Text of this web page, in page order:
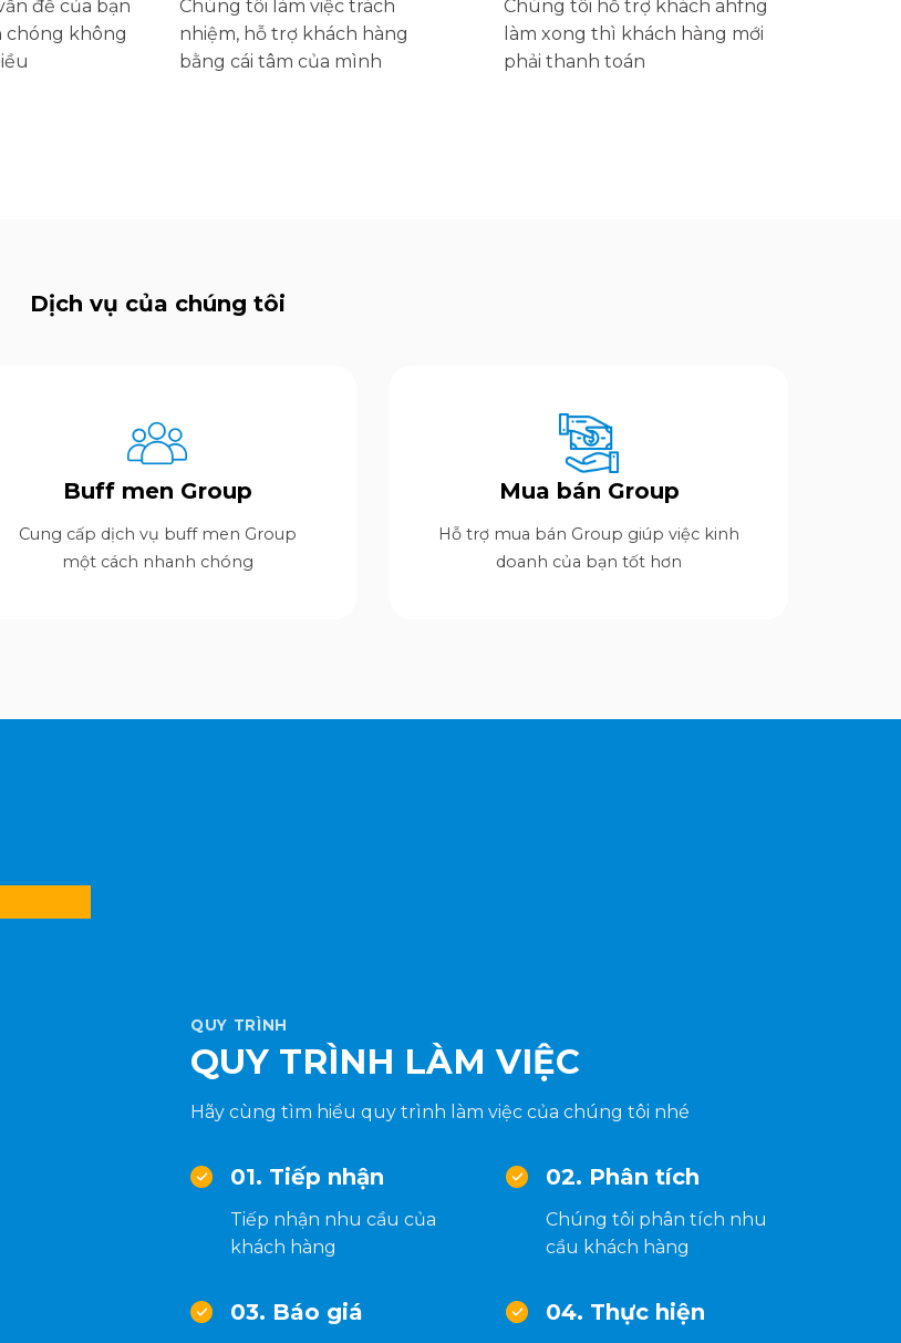
đề của bạn
chóng không
Chúng tôi làm việc trách
nhiệm, hỗ trợ khách hàng
bằng cái tâm của mình
Chúng tôi hỗ trợ khách ahfng
làm xong thì khách hàng mới
phải thanh toán
Dịch vụ của chúng tôi
Buff men Group
Cung cấp dịch vụ buff men Group
một cách nhanh chóng
Mua bán Group
Hỗ trợ mua bán Group giúp việc kinh
doanh của bạn tốt hơn
QUY TRÌNH
QUY TRÌNH LÀM VIỆC
Hãy cùng tìm hiểu quy trình làm việc của chúng tôi nhé
01. Tiếp nhận
Tiếp nhận nhu cầu của
khách hàng
02. Phân tích
Chúng tôi phân tích nhu
cầu khách hàng
03. Báo giá 04. Thực hiện